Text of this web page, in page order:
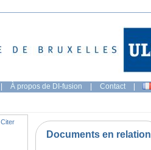
| À propos de DI-fusion | Contact |
Citer
Documents en relation